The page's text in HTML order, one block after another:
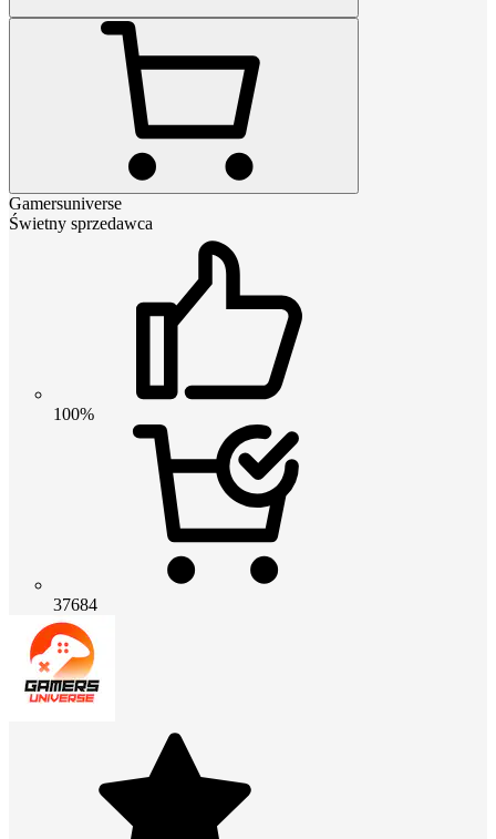
Gamersuniverse
Świetny sprzedawca
100%
37684